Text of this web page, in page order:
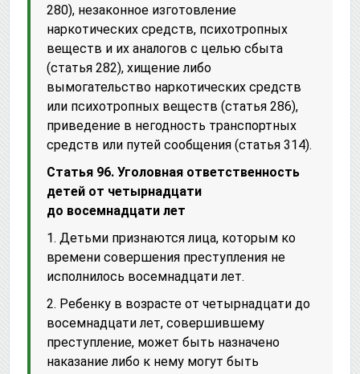
280), незаконное изготовление
наркотических средств, психотропных
веществ и их аналогов с целью сбыта
(статья 282), хищение либо
вымогательство наркотических средств
или психотропных веществ (статья 286),
приведение в негодность транспортных
средств или путей сообщения (статья 314).
Статья 96. Уголовная ответственность
детей от четырнадцати
до восемнадцати лет
1. Детьми признаются лица, которым ко
времени совершения преступления не
исполнилось восемнадцати лет.
2. Ребенку в возрасте от четырнадцати до
восемнадцати лет, совершившему
преступление, может быть назначено
наказание либо к нему могут быть